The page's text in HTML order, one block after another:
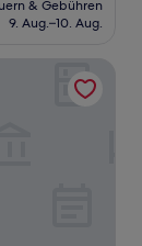
beträgt
& Gebühren
9. Aug.–10. Aug.